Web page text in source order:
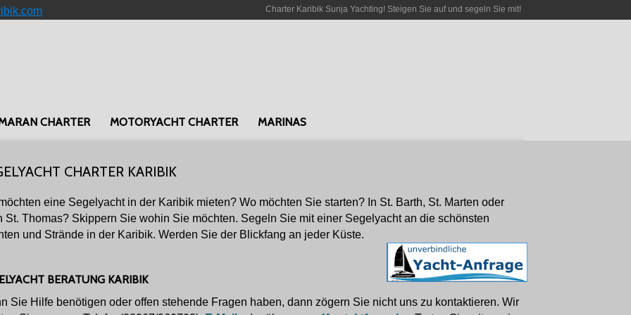
Charter Karibik Sunja Yachting! Steigen Sie auf und segeln Sie mit!
CHARTER MOTORYACHT CHARTER MARINAS
CHARTER KARIBIK
eine Segelyacht in der Karibik mieten? Wo möchten Sie starten? In St. Barth, St. Marten oder
St. Thomas? Skippern Sie wohin Sie möchten. Segeln Sie mit einer Segelyacht an die schönsten
und Strände in der Karibik. Werden Sie der Blickfang an jeder Küste.
BERATUNG KARIBIK
Sie Hilfe benötigen oder offen stehende Fragen haben, dann zögern Sie nicht uns zu kontaktieren. Wir